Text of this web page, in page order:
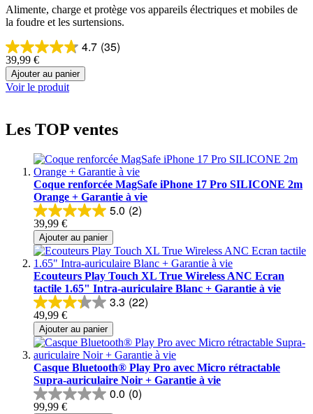
Alimente, charge et protège vos appareils électriques et mobiles de
la foudre et les surtensions.
4.7 (35)
39,99 €
Ajouter au panier
Voir le produit
Les TOP ventes
Coque renforcée MagSafe iPhone 17 Pro SILICONE 2m
Orange + Garantie à vie
5.0 (2)
39,99 €
Ajouter au panier
Ecouteurs Play Touch XL True Wireless ANC Ecran
tactile 1.65" Intra-auriculaire Blanc + Garantie à vie
3.3 (22)
49,99 €
Ajouter au panier
Casque Bluetooth® Play Pro avec Micro rétractable
Supra-auriculaire Noir + Garantie à vie
0.0 (0)
99,99 €